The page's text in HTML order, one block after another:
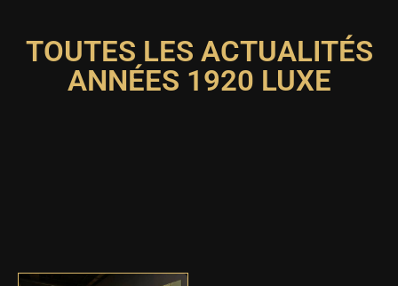
TOUTES LES ACTUALITÉS
ANNÉES 1920 LUXE